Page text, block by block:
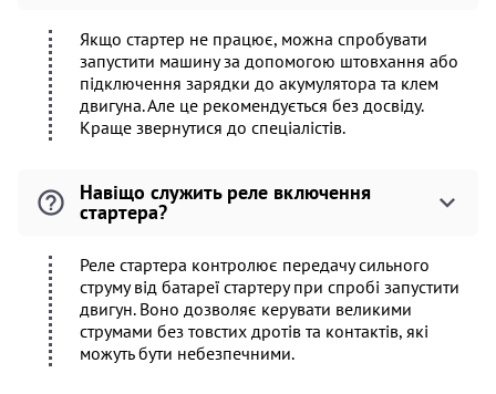
Якщо стартер не працює, можна спробувати
запустити машину за допомогою штовхання або
підключення зарядки до акумулятора та клем
двигуна. Але це рекомендується без досвіду.
Краще звернутися до спеціалістів.
Навіщо служить реле включення
стартера?
Реле стартера контролює передачу сильного
струму від батареї стартеру при спробі запустити
двигун. Воно дозволяє керувати великими
струмами без товстих дротів та контактів, які
можуть бути небезпечними.